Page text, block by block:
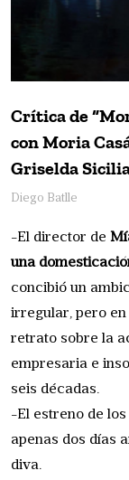
Crítica de
con Moria
Griselda
Diego Batlle
-El director de
una
concibió un
irregular, pero
retrato sobre la
empresaria e
seis décadas.
-El estreno de
apenas dos días
diva.